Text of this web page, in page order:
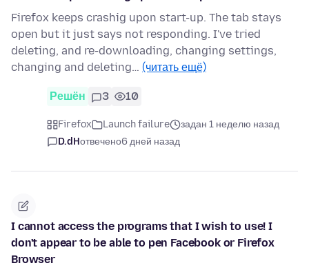
Firefox keeps crashig upon start-up. The tab stays
open but it just says not responding. I've tried
deleting, and re-downloading, changing settings,
changing and deleting… (читать ещё)
Решён 3 10
Firefox Launch failure
задан 1 неделю назад
D.dHотвечено6 дней назад
I cannot access the programs that I wish to use! I
don't appear to be able to pen Facebook or Firefox
Browser